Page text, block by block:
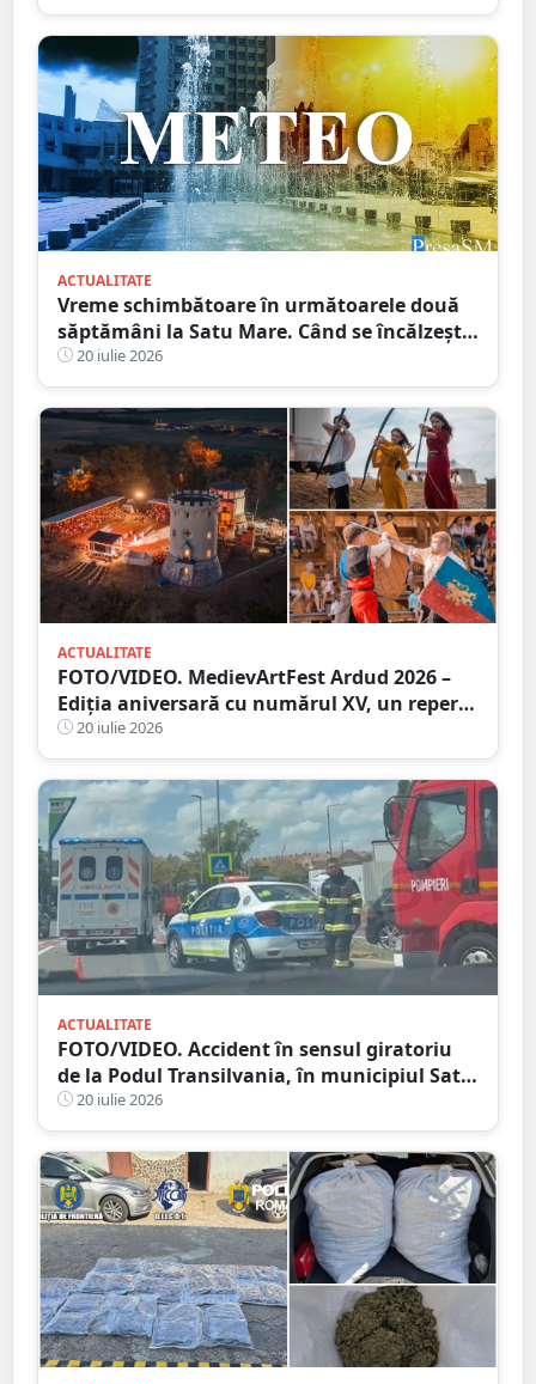
ACTUALITATE
Vreme schimbătoare în următoarele două
săptămâni la Satu Mare. Când se încălzește,
din nou, vremea
20 iulie 2026
ACTUALITATE
FOTO/VIDEO. MedievArtFest Ardud 2026 –
Ediția aniversară cu numărul XV, un reper
al vieții culturale din județul Satu Mare
20 iulie 2026
ACTUALITATE
FOTO/VIDEO. Accident în sensul giratoriu
de la Podul Transilvania, în municipiul Satu
Mare. Poliția a stabilit cauza producerii
evenimentului
20 iulie 2026